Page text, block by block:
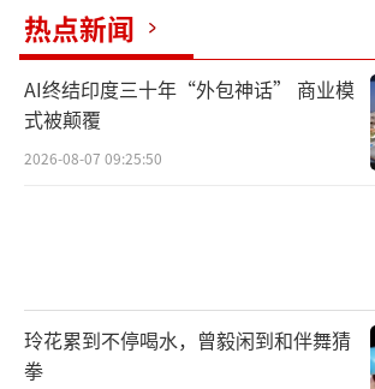
热点新闻
AI终结印度三十年“外包神话” 商业模
式被颠覆
2026-08-07 09:25:50
玲花累到不停喝水，曾毅闲到和伴舞猜
拳